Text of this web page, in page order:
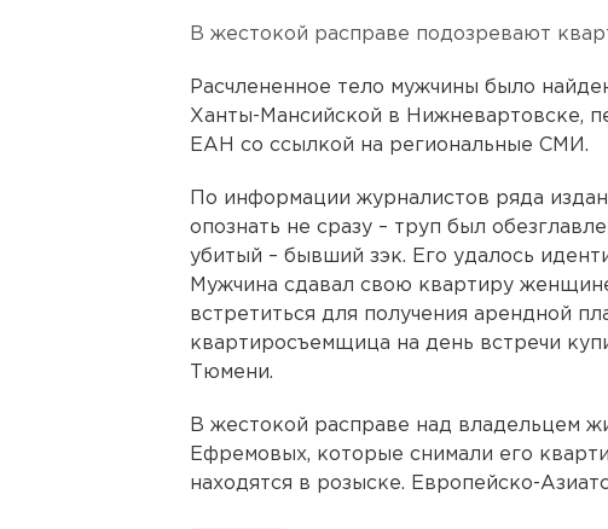
В жестокой расправе подозревают
Расчлененное тело мужчины было
Ханты-Мансийской в Нижневартовске,
ЕАН со ссылкой на региональные СМИ.
По информации журналистов ряда
опознать не сразу – труп был
убитый – бывший зэк. Его удалось
Мужчина сдавал свою квартиру
встретиться для получения арендной
квартиросъемщица на день встречи
Тюмени.
В жестокой расправе над владельцем
Ефремовых, которые снимали его
находятся в розыске. Европейско-